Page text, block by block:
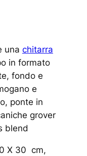
una chitarra
in formato
fondo e
e
ponte in
grover
blend
X 30 cm,